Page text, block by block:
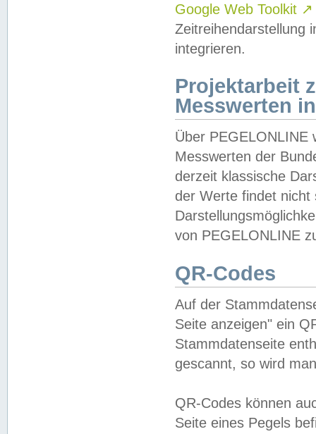
Google Web Toolkit ↗
Zeitreihendarstellung
integrieren.
Projektarbeit
Messwerten
Über PEGELONLINE
Messwerten der
derzeit klassische
der Werte findet
von PEGELONLINE
QR-Codes
Auf der
Seite anzeigen" ein
Stammdatenseite
gescannt, so wird
QR-Codes können
Seite eines Pegels